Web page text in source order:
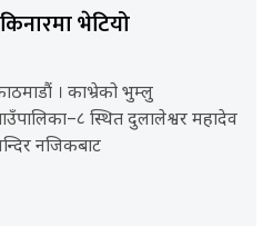
भेटियो
। काभ्रेको भुम्लु
स्थित दुलालेश्वर महादेव
नजिकबाट